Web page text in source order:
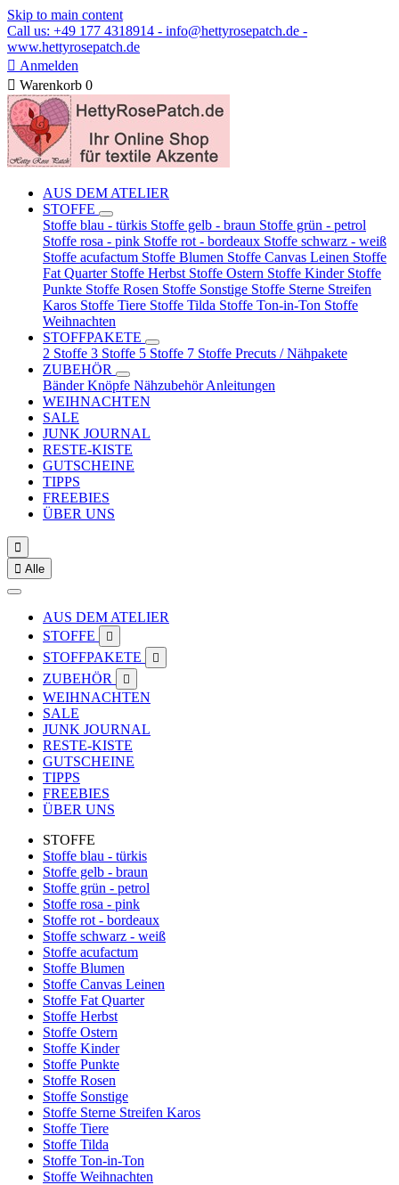
Skip to main content
Call us: +49 177 4318914 - info@hettyrosepatch.de -
www.hettyrosepatch.de
 Anmelden
 Warenkorb 0
AUS DEM ATELIER
STOFFE
Stoffe blau - türkis Stoffe gelb - braun Stoffe grün - petrol
Stoffe rosa - pink Stoffe rot - bordeaux Stoffe schwarz - weiß
Stoffe acufactum Stoffe Blumen Stoffe Canvas Leinen Stoffe
Fat Quarter Stoffe Herbst Stoffe Ostern Stoffe Kinder Stoffe
Punkte Stoffe Rosen Stoffe Sonstige Stoffe Sterne Streifen
Karos Stoffe Tiere Stoffe Tilda Stoffe Ton-in-Ton Stoffe
Weihnachten
STOFFPAKETE
2 Stoffe 3 Stoffe 5 Stoffe 7 Stoffe Precuts / Nähpakete
ZUBEHÖR
BänderKnöpfe NähzubehörAnleitungen
WEIHNACHTEN
SALE
JUNK JOURNAL
RESTE-KISTE
GUTSCHEINE
TIPPS
FREEBIES
ÜBER UNS

 Alle
AUS DEM ATELIER
STOFFE

STOFFPAKETE 
ZUBEHÖR 
WEIHNACHTEN
SALE
JUNK JOURNAL
RESTE-KISTE
GUTSCHEINE
TIPPS
FREEBIES
ÜBER UNS
STOFFE
Stoffe blau - türkis
Stoffe gelb - braun
Stoffe grün - petrol
Stoffe rosa - pink
Stoffe rot - bordeaux
Stoffe schwarz - weiß
Stoffe acufactum
Stoffe Blumen
Stoffe Canvas Leinen
Stoffe Fat Quarter
Stoffe Herbst
Stoffe Ostern
Stoffe Kinder
Stoffe Punkte
Stoffe Rosen
Stoffe Sonstige
Stoffe Sterne Streifen Karos
Stoffe Tiere
Stoffe Tilda
Stoffe Ton-in-Ton
Stoffe Weihnachten